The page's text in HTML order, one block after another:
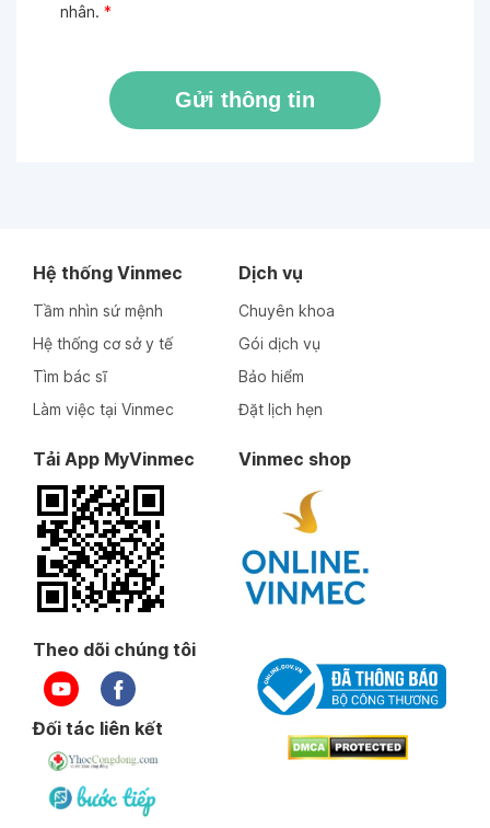
nhân. *
Gửi thông tin
Hệ thống Vinmec
Tầm nhìn sứ mệnh
Hệ thống cơ sở y tế
Tìm bác sĩ
Làm việc tại Vinmec
Dịch vụ
Chuyên khoa
Gói dịch vụ
Bảo hiểm
Đặt lịch hẹn
Tải App MyVinmec Vinmec shop
Theo dõi chúng tôi
Đối tác liên kết